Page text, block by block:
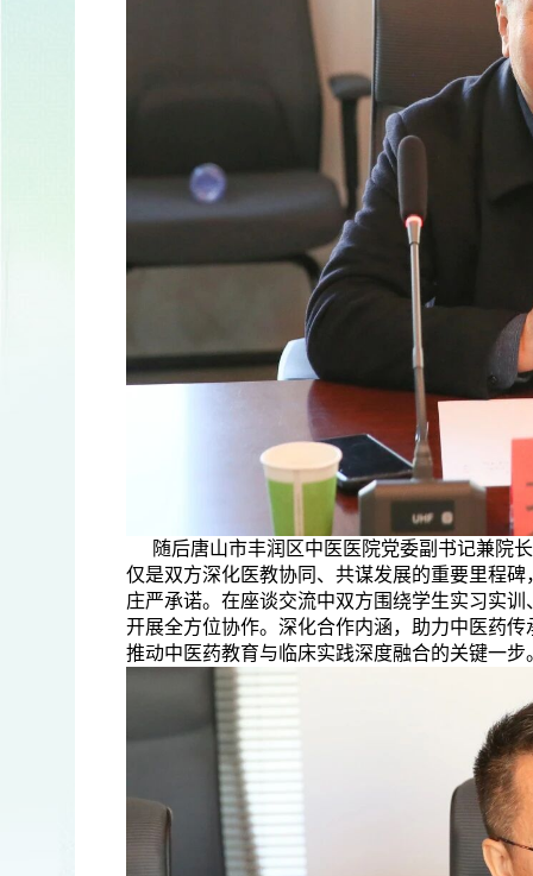
随后唐山市丰润区中医医院党委副书记兼院
仅是双方深化医教协同、共谋发展的重要里程
庄严承诺。在座谈交流中双方围绕学生实习实
开展全方位协作。深化合作内涵，助力中医药
推动中医药教育与临床实践深度融合的关键一步